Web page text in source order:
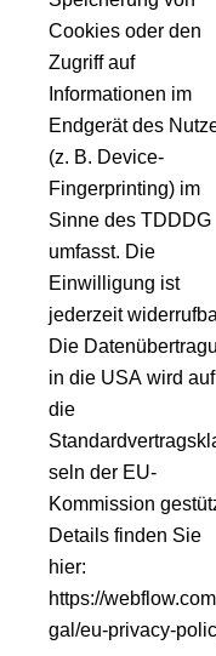
Cookies oder den
Zugriff auf
Informationen im
Endgerät des
(z. B. Device-
Fingerprinting) im
Sinne des TDDDG
umfasst. Die
Einwilligung ist
jederzeit
Die
in die USA wird auf
die
seln der EU-
Kommission
Details finden Sie
hier:
https://
gal/eu-privacy-